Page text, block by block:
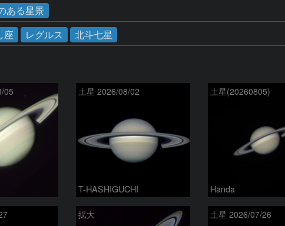
ある星景
座 レグルス 北斗七星
05 土星 2026/08/02
T-HASHIGUCHI
土星(20260805)
Handa
拡大 土星 2026/07/26